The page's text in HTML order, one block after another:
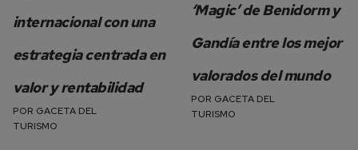
internacional con una
estrategia centrada en
valor y rentabilidad
POR GACETA DEL
TURISMO
‘Magic’ de Benidorm y
Gandía entre los mejor
valorados del mundo
POR GACETA DEL
TURISMO